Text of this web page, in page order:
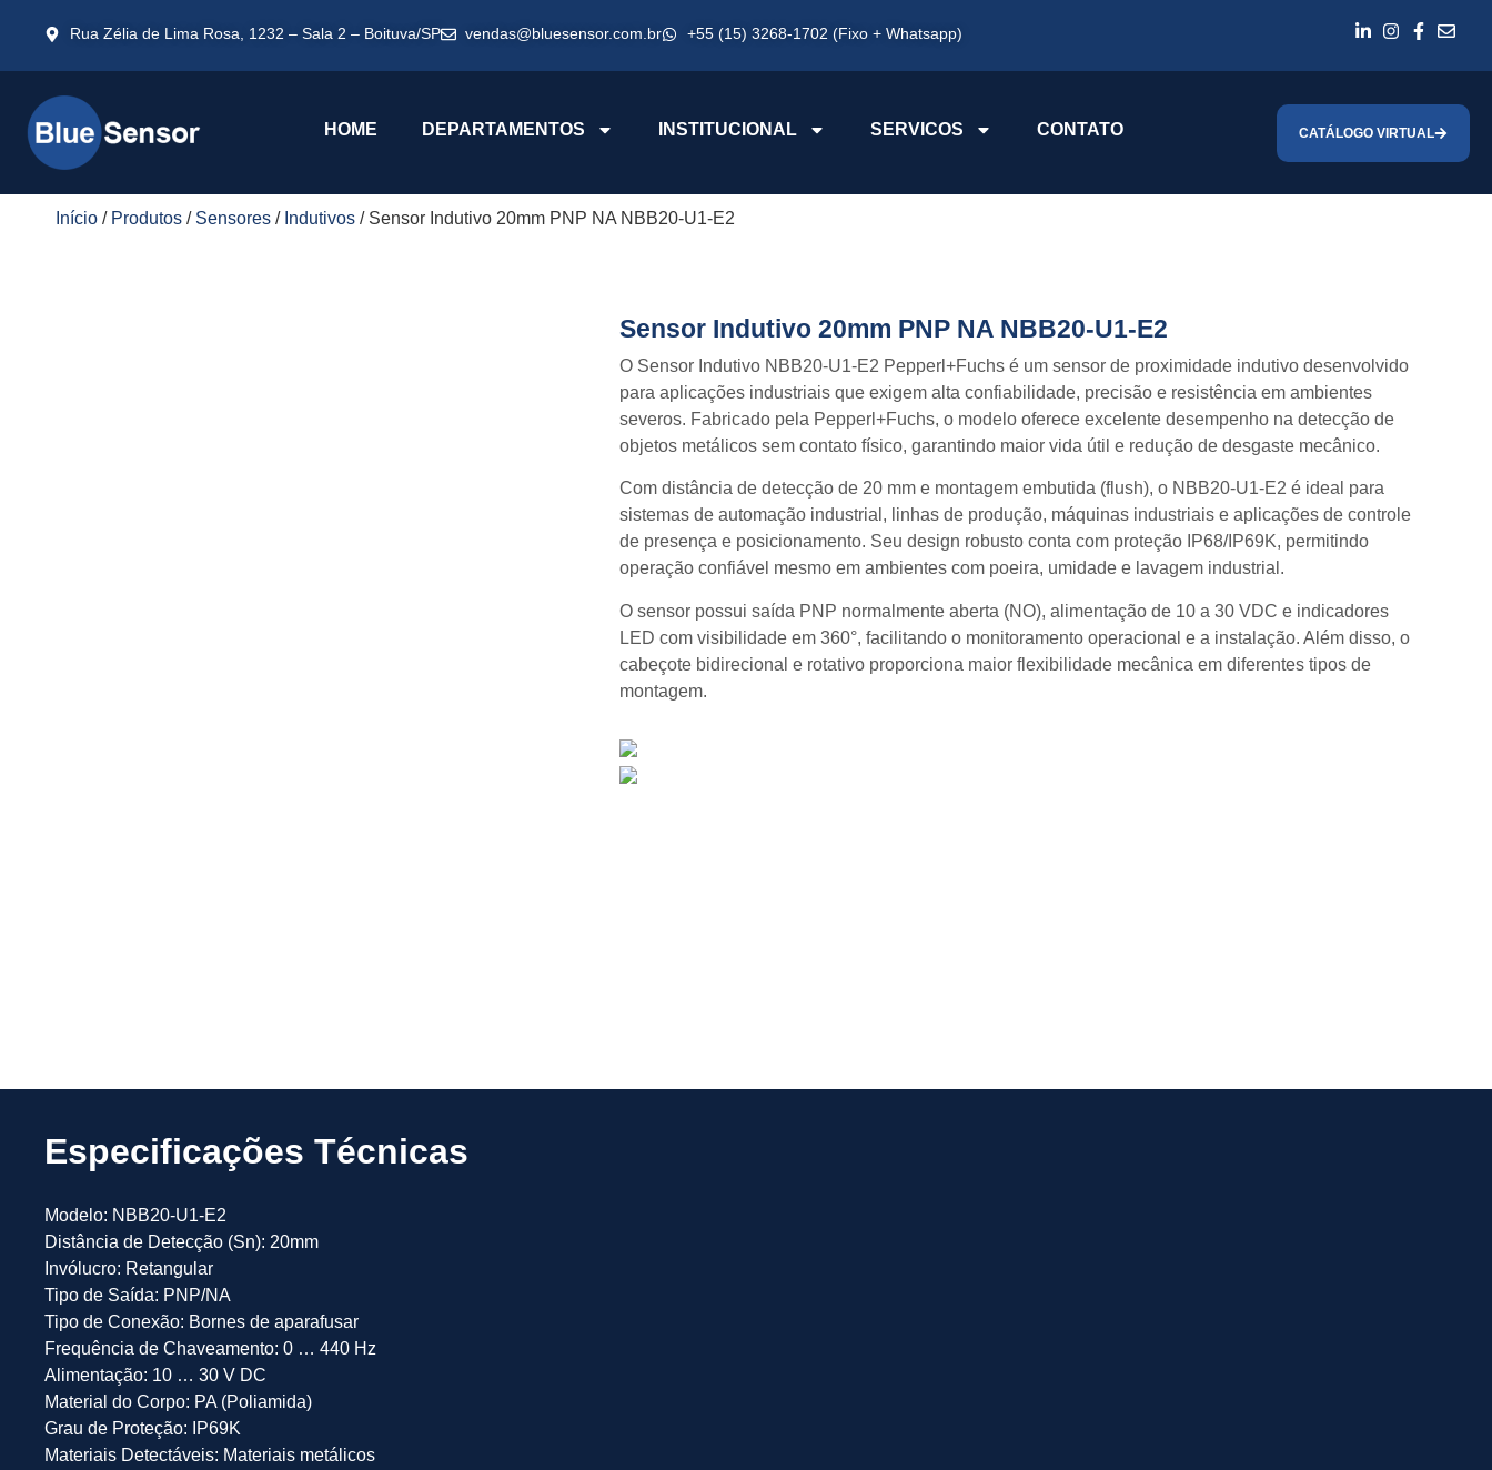
Rua Zélia de Lima Rosa, 1232 – Sala 2 – Boituva/SP vendas@bluesensor.com.br +55 (15) 3268-1702 (Fixo + Whatsapp)
HOME DEPARTAMENTOS INSTITUCIONAL SERVICOS CONTATO CATÁLOGO VIRTUAL
Início / Produtos / Sensores / Indutivos / Sensor Indutivo 20mm PNP NA NBB20-U1-E2
Sensor Indutivo 20mm PNP NA NBB20-U1-E2
O Sensor Indutivo NBB20-U1-E2 Pepperl+Fuchsé um sensor de proximidade indutivo desenvolvido
para aplicações industriais que exigem alta confiabilidade, precisão e resistência em ambientes
severos. Fabricado pela Pepperl+Fuchs, o modelo oferece excelente desempenho na detecção de
objetos metálicos sem contato físico, garantindo maior vida útil e redução de desgaste mecânico.
Com distância de detecção de 20 mm e montagem embutida (flush), o NBB20-U1-E2 é ideal para
sistemas de automação industrial, linhas de produção, máquinas industriais e aplicações de controle
de presença e posicionamento. Seu design robusto conta com proteção IP68/IP69K, permitindo
operação confiável mesmo em ambientes com poeira, umidade e lavagem industrial.
O sensor possui saída PNP normalmente aberta (NO), alimentação de 10 a 30 VDC e indicadores
LED com visibilidade em 360°, facilitando o monitoramento operacional e a instalação. Além disso, o
cabeçote bidirecional e rotativo proporciona maior flexibilidade mecânica em diferentes tipos de
montagem.
Especificações Técnicas
Modelo: NBB20-U1-E2
Distância de Detecção (Sn): 20mm
Invólucro: Retangular
Tipo de Saída: PNP/NA
Tipo de Conexão: Bornes de aparafusar
Frequência de Chaveamento: 0 … 440 Hz
Alimentação: 10 … 30 V DC
Material do Corpo: PA (Poliamida)
Grau de Proteção: IP69K
Materiais Detectáveis: Materiais metálicos